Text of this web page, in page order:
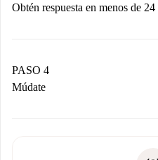
Obtén respuesta en menos de 24
contacto con el propietario.
Si es rechazada: No te
PASO 4
Múdate